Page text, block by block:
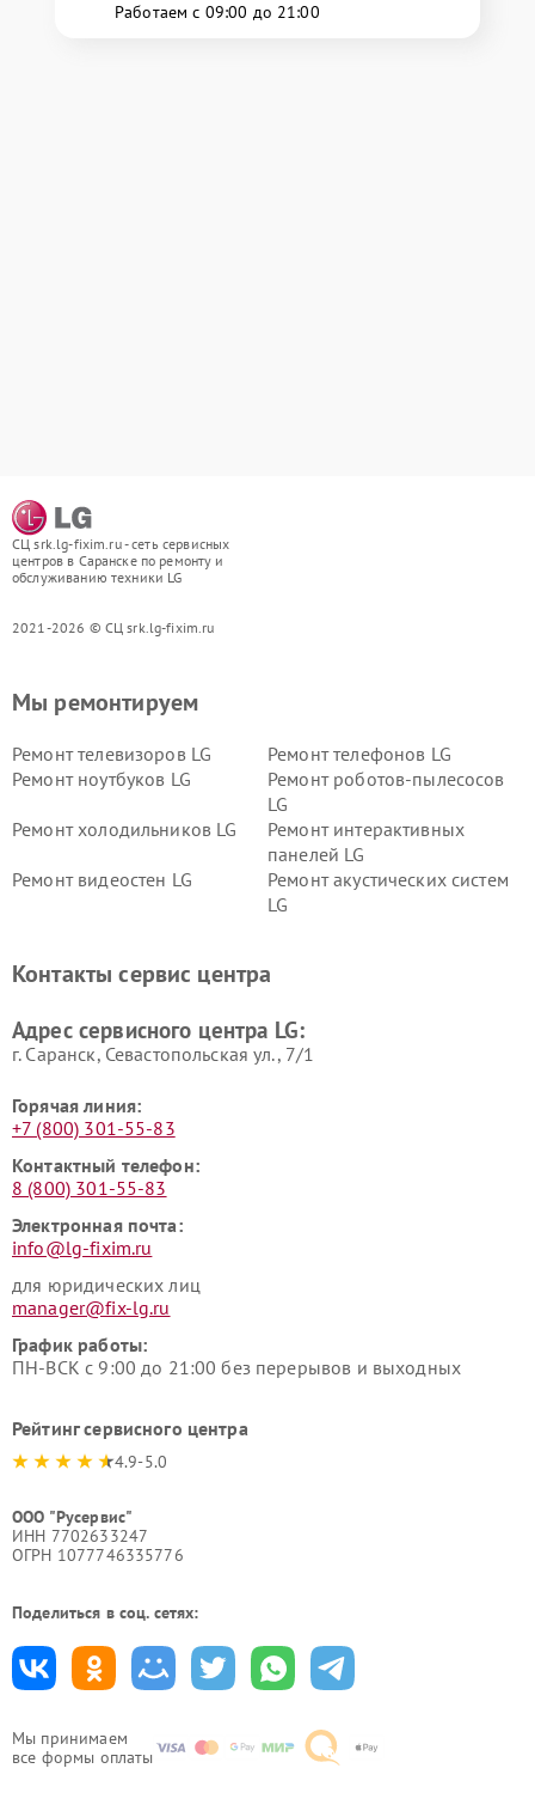
Работаем с 09:00 до 21:00
СЦ srk.lg-fixim.ru - сеть сервисных
центров в Саранске по ремонту и
обслуживанию техники LG
2021-2026 © СЦ srk.lg-fixim.ru
Мы принимаем
все формы оплаты
Мы ремонтируем
Ремонт телевизоров LG
Ремонт телефонов LG
Ремонт ноутбуков LG
Ремонт роботов-пылесосов
LG
Ремонт холодильников LG
Ремонт интерактивных
панелей LG
Ремонт видеостен LG
Ремонт акустических систем
LG
Ремонт морозильных камер
Ремонт вертикальных
Контакты сервис центра
Адрес сервисного центра LG:
г. Саранск, Севастопольская ул., 7/1
Горячая линия:
+7 (800) 301-55-83
Контактный телефон:
8 (800) 301-55-83
Электронная почта:
info@lg-fixim.ru
для юридических лиц
manager@fix-lg.ru
График работы:
ПН-ВСК с 9:00 до 21:00 без перерывов и выходных
Рейтинг сервисного центра
4.9-5.0
ООО "Русервис"
ИНН 7702633247
ОГРН 1077746335776
Поделиться в соц. сетях: